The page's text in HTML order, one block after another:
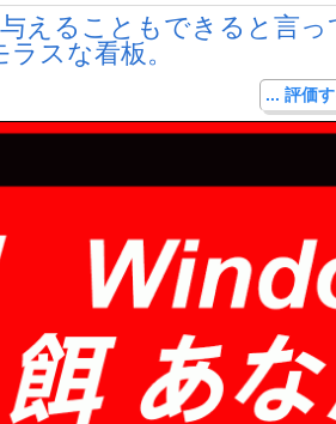
えることもできると言
スな看板。
... 評価